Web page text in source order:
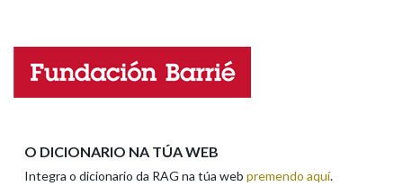
Observación Hai un erro na palabra
Propoño mellorar a definición
O DICIONARIO NA TÚA WEB
Integra o dicionario da RAG na túa web premendo aquí.